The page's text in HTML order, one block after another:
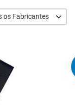
os Fabricantes
Add